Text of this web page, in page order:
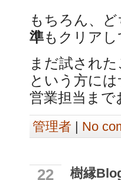
もちろん、ど
準もクリア
まだ試され
という方に
営業担当ま
管理者 | No
22 樹縁